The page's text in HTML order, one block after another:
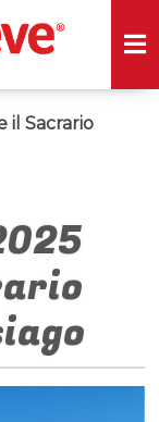
il Sacrario